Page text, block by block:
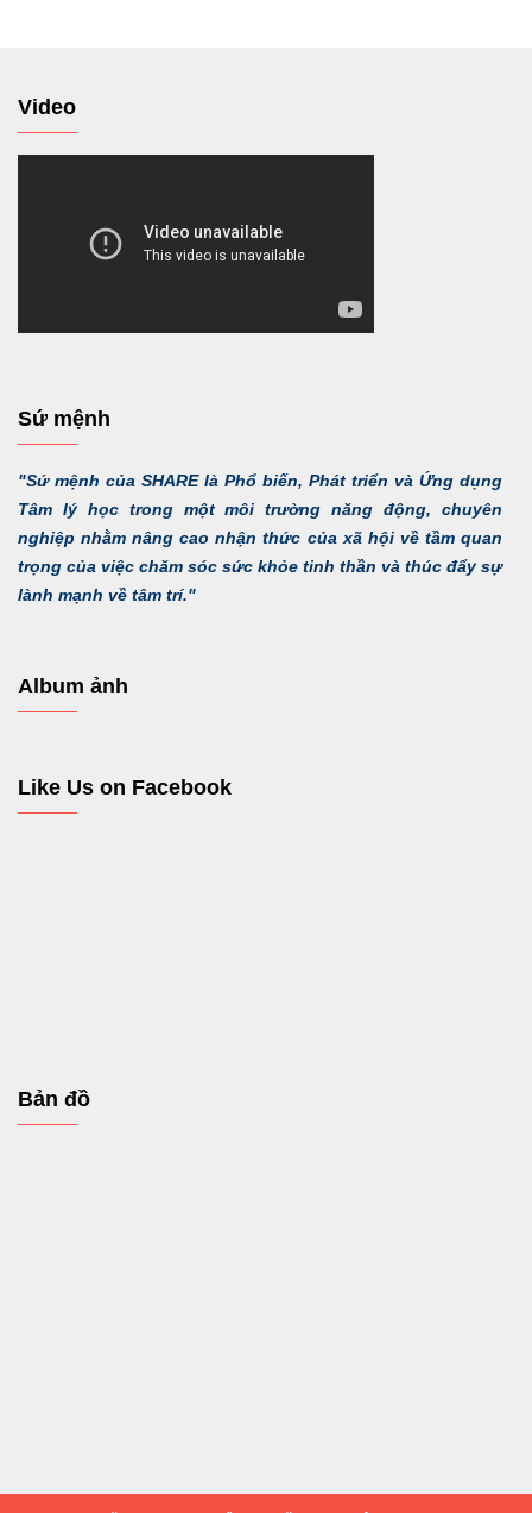
Video
Sứ mệnh
"Sứ mệnh của SHARE là Phổ biến, Phát triển và Ứng dụng
Tâm lý học trong một môi trường năng động, chuyên
nghiệp nhằm nâng cao nhận thức của xã hội về tầm quan
trọng của việc chăm sóc sức khỏe tinh thần và thúc đẩy sự
lành mạnh về tâm trí."
Album ảnh
Like Us on Facebook
Bản đồ